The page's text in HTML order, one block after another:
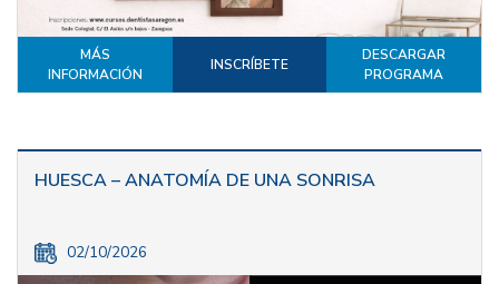
MÁS
INFORMACIÓN
INSCRÍBETE
DESCARGAR
PROGRAMA
HUESCA – ANATOMÍA DE UNA SONRISA
02/10/2026